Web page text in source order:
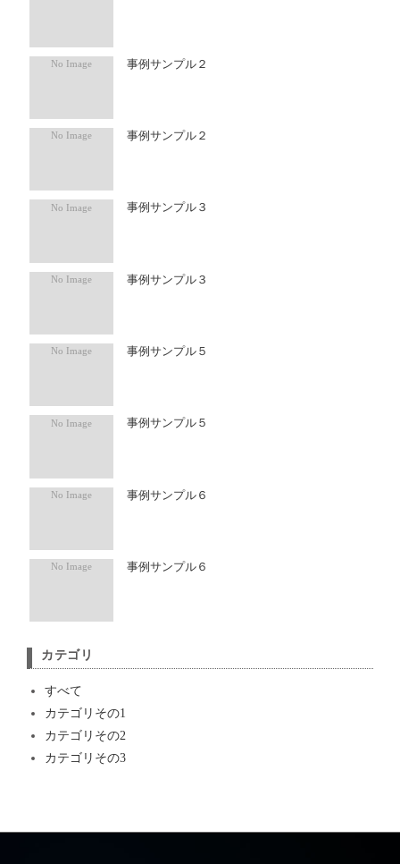
事例サンプル２
事例サンプル２
事例サンプル３
事例サンプル３
事例サンプル５
事例サンプル５
事例サンプル６
事例サンプル６
カテゴリ
すべて
カテゴリその1
カテゴリその2
カテゴリその3